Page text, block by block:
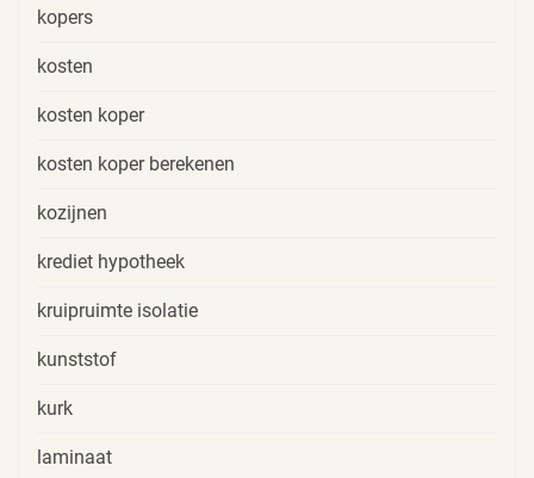
kopers
kosten
kosten koper
kosten koper berekenen
kozijnen
krediet hypotheek
kruipruimte isolatie
kunststof
kurk
laminaat